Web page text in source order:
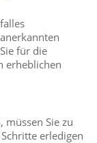
für die
erheblichen
müssen Sie zu
erledigen